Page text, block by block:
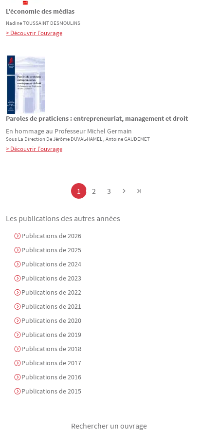
L'économie des médias
NadineTOUSSAINT DESMOULINS
> Découvrir l’ouvrage
Paroles de praticiens : entrepreneuriat, management et droit
En hommage au Professeur Michel Germain
Sous La Direction DeJérôme DUVAL-HAMEL , AntoineGAUDEMET
> Découvrir l’ouvrage
Page
1 Page
2 Page
3
Les publications des autres années
Publications de 2026
Publications de 2025
Publications de 2024
Publications de 2023
Publications de 2022
Publications de 2021
Publications de 2020
Publications de 2019
Publications de 2018
Publications de 2017
Publications de 2016
Publications de 2015
Rechercher un ouvrage